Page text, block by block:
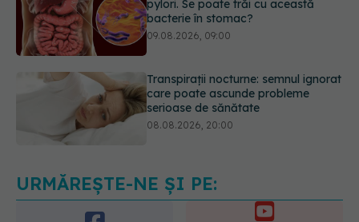
Transpirații nocturne: semnul ignorat
care poate ascunde probleme
Cum folosești uleiul esențial de
rozmarin pentru a opri căderea
URMĂREȘTE-NE ȘI PE: